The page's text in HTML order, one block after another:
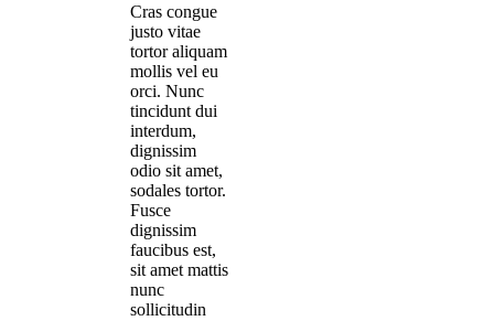
Cras congue
justo vitae
tortor aliquam
mollis vel eu
orci. Nunc
tincidunt dui
interdum,
dignissim
odio sit amet,
sodales tortor.
Fusce
dignissim
faucibus est,
sit amet mattis
nunc
sollicitudin